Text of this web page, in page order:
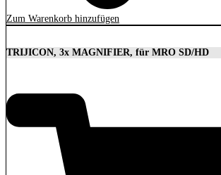
Zum Warenkorb hinzufügen
TRIJICON, 3x MAGNIFIER, für MRO SD/HD